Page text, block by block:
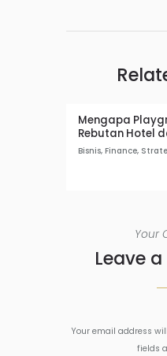
Mengapa
Rebutan Hotel
Bisnis, Finance,
Your
Leave
Your email address
fields